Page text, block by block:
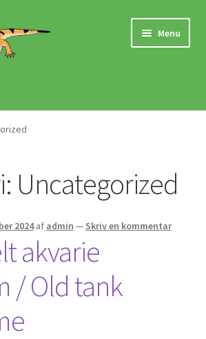
Menu
Uncategorized
2024 af admin — Skriv en kommentar
akvarie
/ Old tank